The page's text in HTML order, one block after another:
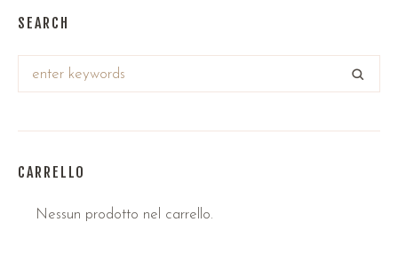
SEARCH
CARRELLO
Nessun prodotto nel carrello.